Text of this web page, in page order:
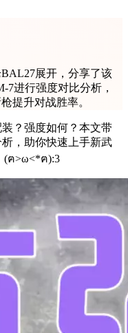
展开，分享了该
7进行强度对比分析，
提升对战胜率。
？强度如何？本文带
，助你快速上手新武
(ฅ>ω<*ฅ):3